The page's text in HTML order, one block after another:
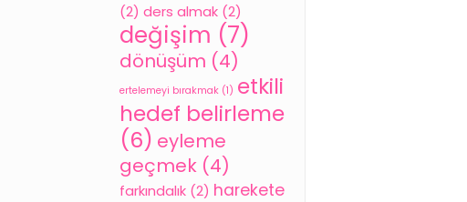
(2) ders almak (2)
değişim (7)
dönüşüm (4)
ertelemeyi bırakmak (1) etkili
hedef belirleme
(6) eyleme
geçmek (4)
farkındalık (2) harekete